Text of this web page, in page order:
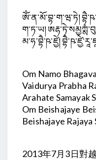
ཨོཾ་ན་མོ་བྷ་ག་ཝ་ཏེ།
ག་ཏ་ཡ།
མ་ཧ་བྷཻ་ཥ་ཛྱེ།
Om Namo
Vaidurya Prabha
Arahate Samayak
Om Beishajaye
Beishajaye Rajaya
2013年7月3日對